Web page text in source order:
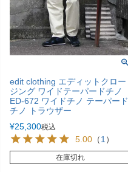
edit clothing エディットクロー
ジング ワイドテーパードチノ
ED-672 ワイドチノ テーパード
チノ トラウザー
¥25,300税込
5.00 （1 ）
在庫切れ